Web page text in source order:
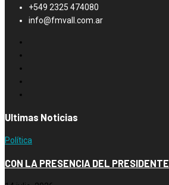
+549 2325 474080
info@fmvall.com.ar
Ultimas Noticias
Política
CON LA PRESENCIA DEL PRESIDENTE